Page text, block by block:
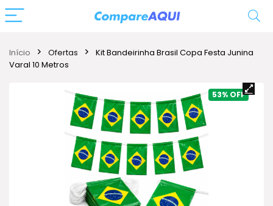
Início Ofertas
Kit Bandeirinha Brasil Copa Festa Junina
Varal 10 Metros
53%